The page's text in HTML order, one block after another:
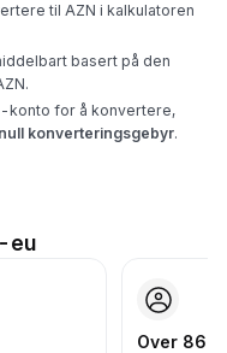
til AZN i kalkulatoren
basert på den
konto for å konvertere,
null konverteringsgebyr.
eu
Over 86